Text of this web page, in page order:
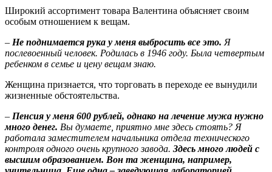
Широкий ассортимент товара Валентина объясняет своим
особым отношением к вещам.
– Не поднимается рука у меня выбросить все это. Я
послевоенный человек. Родилась в 1946 году. Была четвертым
ребенком в семье и цену вещам знаю.
Женщина признается, что торговать в переходе ее вынудили
жизненные обстоятельства.
– Пенсия у меня 600 рублей, однако на лечение мужа нужно
много денег. Вы думаете, приятно мне здесь стоять? Я
работала заместителем начальника отдела технического
контроля одного очень крупного завода. Здесь много людей с
высшим образованием. Вон та женщина, например,